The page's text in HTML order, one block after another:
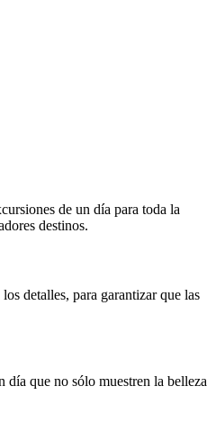
de un día para toda la
destinos.
detalles, para garantizar que las
día que no sólo muestren la belleza